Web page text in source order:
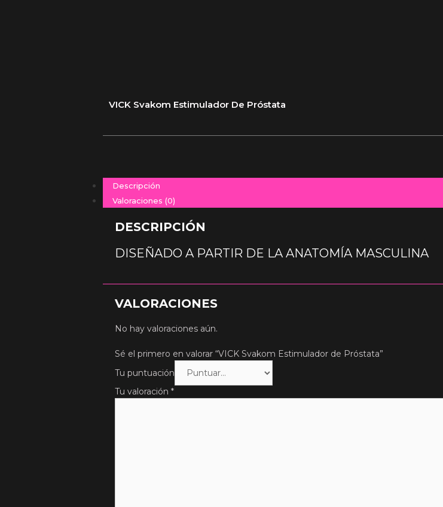
VICK Svakom Estimulador De Próstata
Descripción
Valoraciones (0)
DESCRIPCIÓN
DISEÑADO A PARTIR DE LA ANATOMÍA MASCULINA
VALORACIONES
No hay valoraciones aún.
Sé el primero en valorar “VICK Svakom Estimulador de Próstata”
Tu puntuación
Tu valoración *